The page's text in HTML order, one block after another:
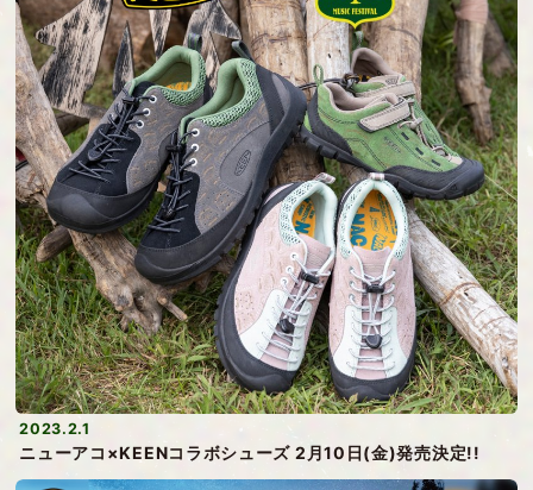
2023.2.1
ニューアコ×KEENコラボシューズ 2月10日(金)発売決定!!